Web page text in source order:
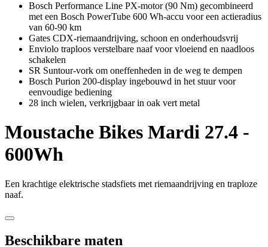
Bosch Performance Line PX-motor (90 Nm) gecombineerd
met een Bosch PowerTube 600 Wh-accu voor een actieradius
van 60-90 km
Gates CDX-riemaandrijving, schoon en onderhoudsvrij
Enviolo traploos verstelbare naaf voor vloeiend en naadloos
schakelen
SR Suntour-vork om oneffenheden in de weg te dempen
Bosch Purion 200-display ingebouwd in het stuur voor
eenvoudige bediening
28 inch wielen, verkrijgbaar in oak vert metal
Moustache Bikes Mardi 27.4 -
600Wh
Een krachtige elektrische stadsfiets met riemaandrijving en traploze
naaf.
Beschikbare maten